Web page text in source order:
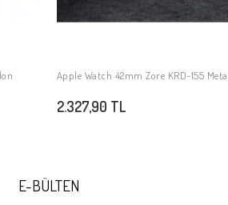
SEPETE EKLE
Apple Watch 42mm Zore KRD-155
2.327,90 TL
E-BÜLTEN